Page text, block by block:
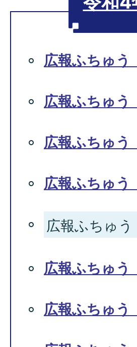
広報ふちゅう
広報ふちゅう
広報ふちゅう
広報ふちゅう
広報ふちゅ
広報ふちゅう
広報ふちゅう